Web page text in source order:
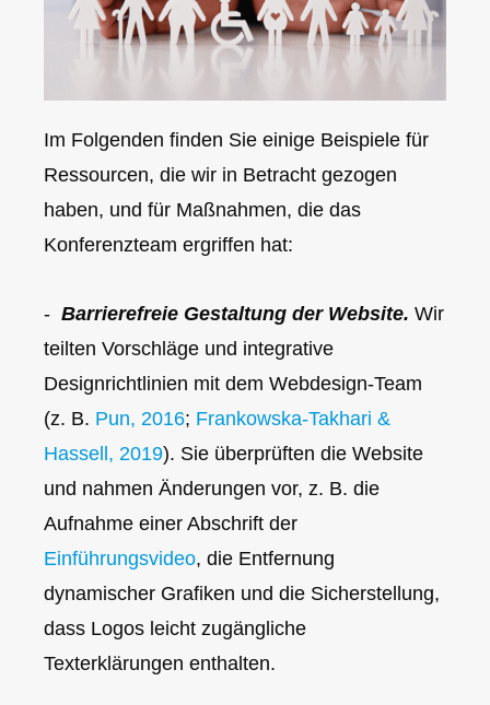
Im Folgenden finden Sie einige Beispiele für
Ressourcen, die wir in Betracht gezogen
haben, und für Maßnahmen, die das
Konferenzteam ergriffen hat:
- Barrierefreie Gestaltung der Website. Wir
teilten Vorschläge und integrative
Designrichtlinien mit dem Webdesign-Team
(z. B. Pun, 2016; Frankowska-Takhari &
Hassell, 2019). Sie überprüften die Website
und nahmen Änderungen vor, z. B. die
Aufnahme einer Abschrift der
Einführungsvideo, die Entfernung
dynamischer Grafiken und die Sicherstellung,
dass Logos leicht zugängliche
Texterklärungen enthalten.